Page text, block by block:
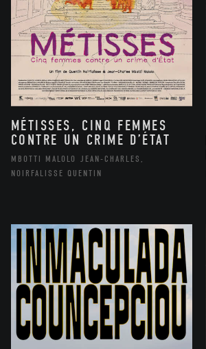
MÉTISSES, CINQ FEMMES
CONTRE UN CRIME D’ÉTAT
MBOTTI MALOLO JEAN-CHARLES,
NOIRFALISSE QUENTIN